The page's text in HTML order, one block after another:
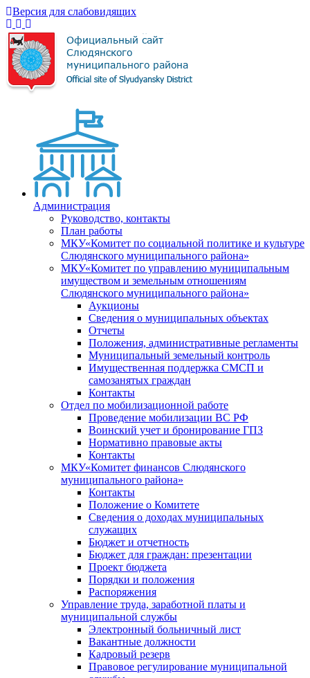
Версия для слабовидящих
Администрация
Руководство, контакты
План работы
МКУ«Комитет по социальной политике и культуре
Слюдянского муниципального района»
МКУ«Комитет по управлению муниципальным
имуществом и земельным отношениям
Слюдянского муниципального района»
Аукционы
Сведения о муниципальных объектах
Отчеты
Положения, административные регламенты
Муниципальный земельный контроль
Имущественная поддержка СМСП и
самозанятых граждан
Контакты
Отдел по мобилизационной работе
Проведение мобилизации ВС РФ
Воинский учет и бронирование ГПЗ
Нормативно правовые акты
Контакты
МКУ«Комитет финансов Слюдянского
муниципального района»
Контакты
Положение о Комитете
Сведения о доходах муниципальных
служащих
Бюджет и отчетность
Бюджет для граждан: презентации
Проект бюджета
Порядки и положения
Распоряжения
Управление труда, заработной платы и
муниципальной службы
Электронный больничный лист
Вакантные должности
Кадровый резерв
Правовое регулирование муниципальной